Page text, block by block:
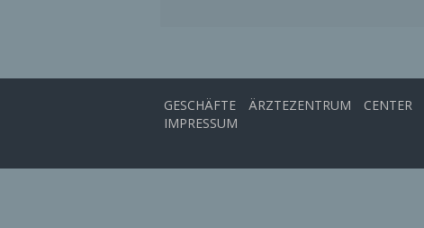
GESCHÄFTE ÄRZTEZENTRUM CENTER
IMPRESSUM